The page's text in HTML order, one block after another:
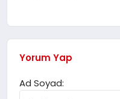
Yorum Yap
Ad Soyad: